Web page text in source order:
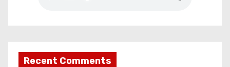
Recent Comments